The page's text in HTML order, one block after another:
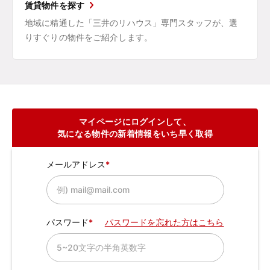
賃貸物件を探す
地域に精通した「三井のリハウス」専門スタッフが、選
りすぐりの物件をご紹介します。
マイページにログインして、
気になる物件の新着情報をいち早く取得
メールアドレス
パスワード パスワードを忘れた方はこちら